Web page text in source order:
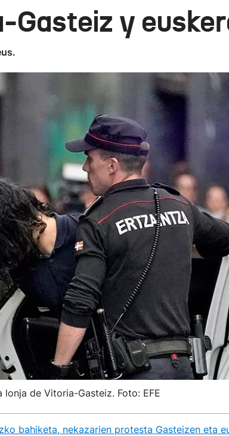
y
de Vitoria-Gasteiz. Foto: EFE
bahiketa, nekazarien protesta Gasteizen eta